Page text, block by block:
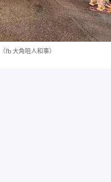
fb 大角咀人和事）